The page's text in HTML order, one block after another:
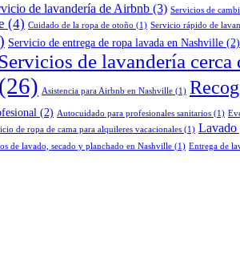
de lavandería de Airbnb (3) Servicios de
(4) Cuidado de la ropa de otoño (1) Servicio rápido de
Servicio de entrega de ropa lavada en Nashville (2)
de lavandería cerca
(26) Asistencia para Airbnb en Nashville (1)
(2) Autocuidado para profesionales sanitarios (1)
de ropa de cama para alquileres vacacionales (1) Lavado
de lavado, secado y planchado en Nashville (1) Entrega de